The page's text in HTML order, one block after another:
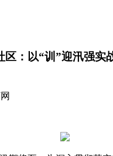
区：以“训”迎汛强实